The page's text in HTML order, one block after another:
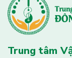
Trung tâm